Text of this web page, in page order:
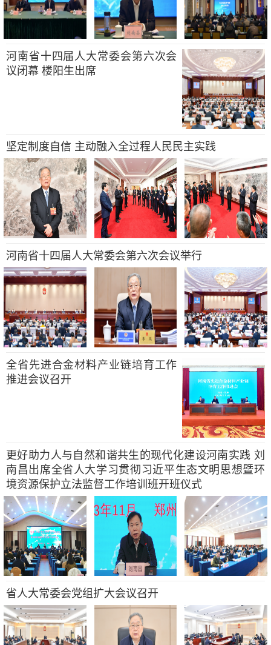
河南省十四届人大常委会第六次会
议闭幕 楼阳生出席
坚定制度自信 主动融入全过程人民民主实践
河南省十四届人大常委会第六次会议举行
全省先进合金材料产业链培育工作
推进会议召开
更好助力人与自然和谐共生的现代化建设河南实践 刘
南昌出席全省人大学习贯彻习近平生态文明思想暨环
境资源保护立法监督工作培训班开班仪式
省人大常委会党组扩大会议召开